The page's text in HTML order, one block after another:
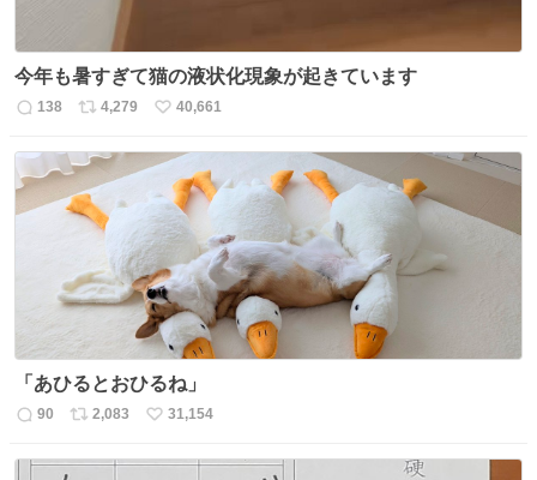
今年も暑すぎて猫の液状化現象が起きています
返
138
リ
ス
ト
数
4,279
い
ね
数
40,661
「あひるとおひるね」
返
90
リ
2,083
い
31,154